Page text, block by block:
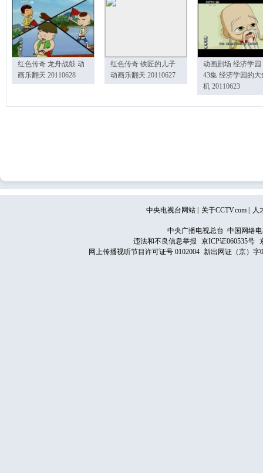
红色传奇 龙舟战鼓 动
画乐翻天 20110628
红色传奇 铁匠的儿子
动画乐翻天 20110627
动画剧场 经济学园
43集 经济学园的大
机 20110623
中央电视台网站 关于CCTV.com 人
中央广播电视总台 中国网络
违法和不良信息举报
京ICP证060535号
网上传播视听节目许可证号 0102004 新出网证（京）